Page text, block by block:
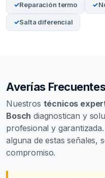
Reparación termo
Salta diferencial
Averías
Nuestros técnicos
Bosch diagnostican y
profesional y
alguna de estas señales,
compromiso.